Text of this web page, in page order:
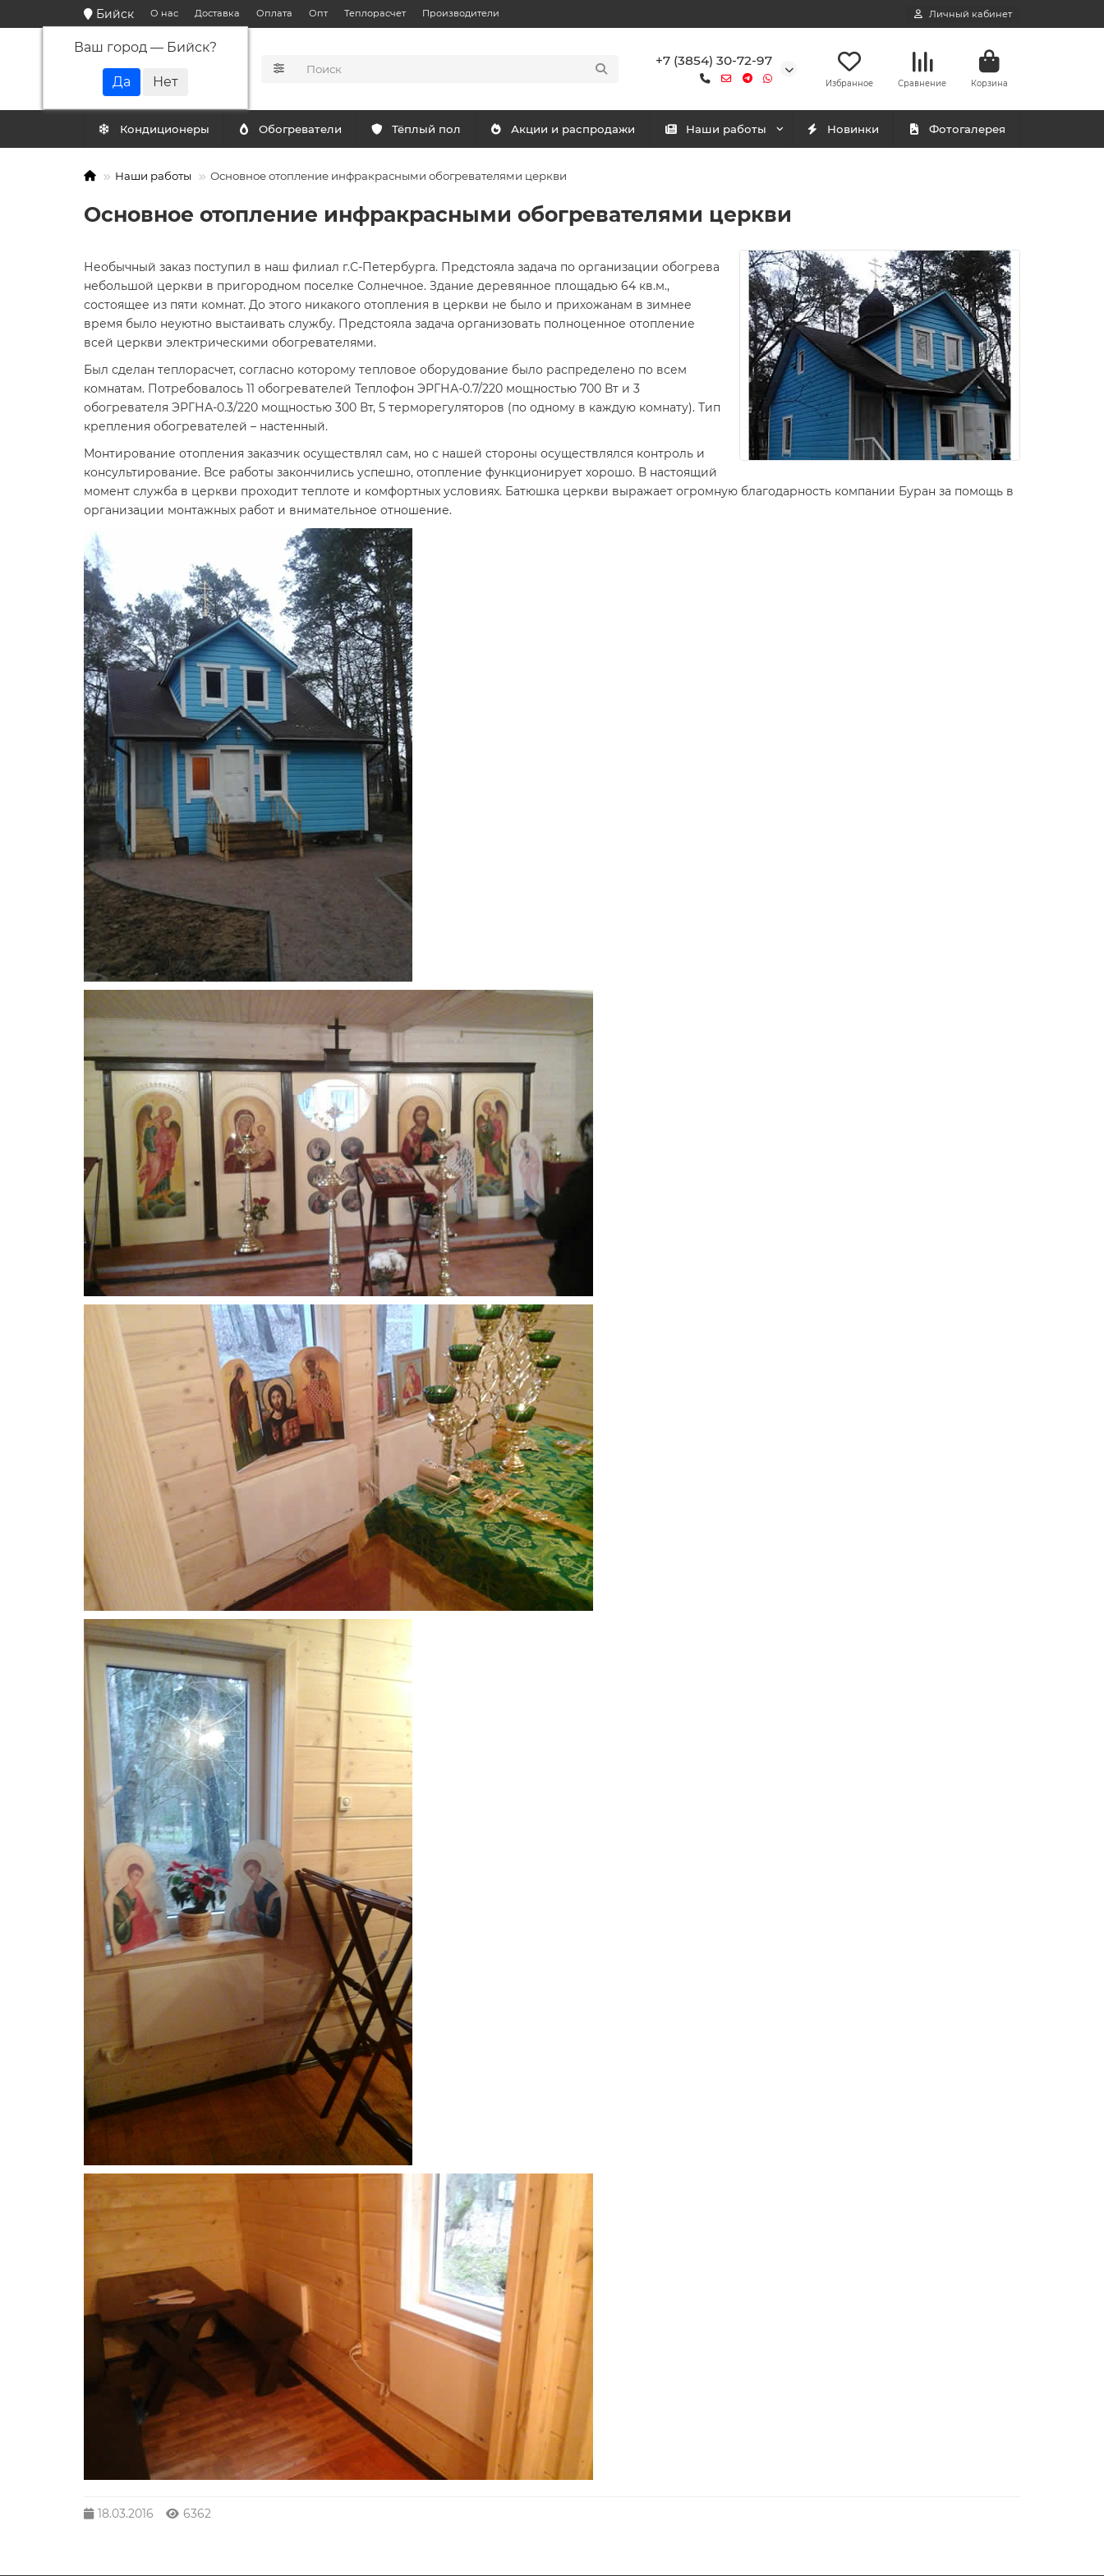
Бийск
Ваш город — Бийск?
О нас Доставка Оплата Опт Теплорасчет Производители Личный кабинет
+7 (3854) 30-72-97
Избранное Сравнение Корзина
Кондиционеры Обогреватели Тёплый пол Акции и распродажи Наши работы Новинки Фотогалерея
Наши работы Основное отопление инфракрасными обогревателями церкви
Основное отопление инфракрасными обогревателями церкви
Необычный заказ поступил в наш филиал г.С-Петербурга. Предстояла задача по организации обогрева
небольшой церкви в пригородном поселке Солнечное. Здание деревянное площадью 64 кв.м.,
состоящее из пяти комнат. До этого никакого отопления в церкви не было и прихожанам в зимнее
время было неуютно выстаивать службу. Предстояла задача организовать полноценное отопление
всей церкви электрическими обогревателями.
Был сделан теплорасчет, согласно которому тепловое оборудование было распределено по всем
комнатам. Потребовалось 11 обогревателей Теплофон ЭРГНА-0.7/220 мощностью 700 Вт и 3
обогревателя ЭРГНА-0.3/220 мощностью 300 Вт, 5 терморегуляторов (по одному в каждую комнату). Тип
крепления обогревателей – настенный.
Монтирование отопления заказчик осуществлял сам, но с нашей стороны осуществлялся контроль и
консультирование. Все работы закончились успешно, отопление функционирует хорошо. В настоящий
момент служба в церкви проходит теплоте и комфортных условиях. Батюшка церкви выражает огромную благодарность компании Буран за помощь в
организации монтажных работ и внимательное отношение.
18.03.2016 6362